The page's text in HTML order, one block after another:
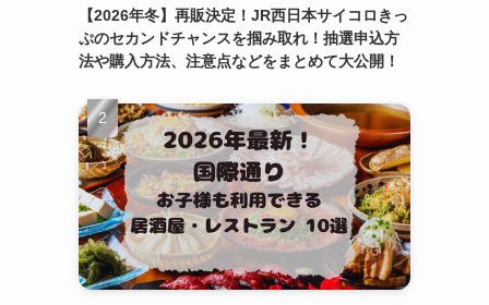
【2026年冬】再販決定！JR西日本サイコロきっ
ぷのセカンドチャンスを掴み取れ！抽選申込方
法や購入方法、注意点などをまとめて大公開！